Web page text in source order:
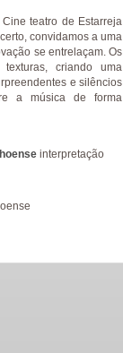
teatro de Estarreja
convidamos a uma
se entrelaçam. Os
criando uma
e silêncios
a música de forma
interpretação